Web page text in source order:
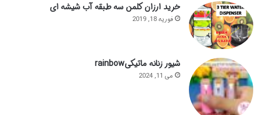
خرید ارزان کلمن سه طبقه آب شیشه ای
فوریه 18, 2019
شیور زنانه ماتیکیrainbow
می 11, 2024